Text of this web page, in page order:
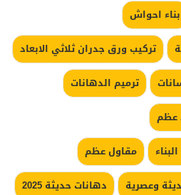
بناء احواش
تركيب ورق جدران ثلاثي الابعاد
ترميم الدهانات
عظم
مقاول عظم
وعصرية
دهانات حديثة 2025